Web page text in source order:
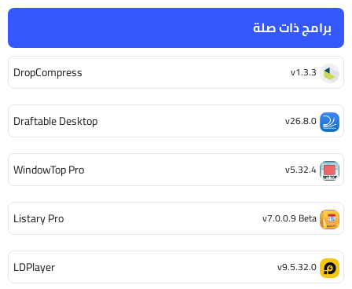
برامج ذات صلة
DropCompress v1.3.3
Draftable Desktop v26.8.0
WindowTop Pro v5.32.4
Listary Pro v7.0.0.9 Beta
LDPlayer v9.5.32.0